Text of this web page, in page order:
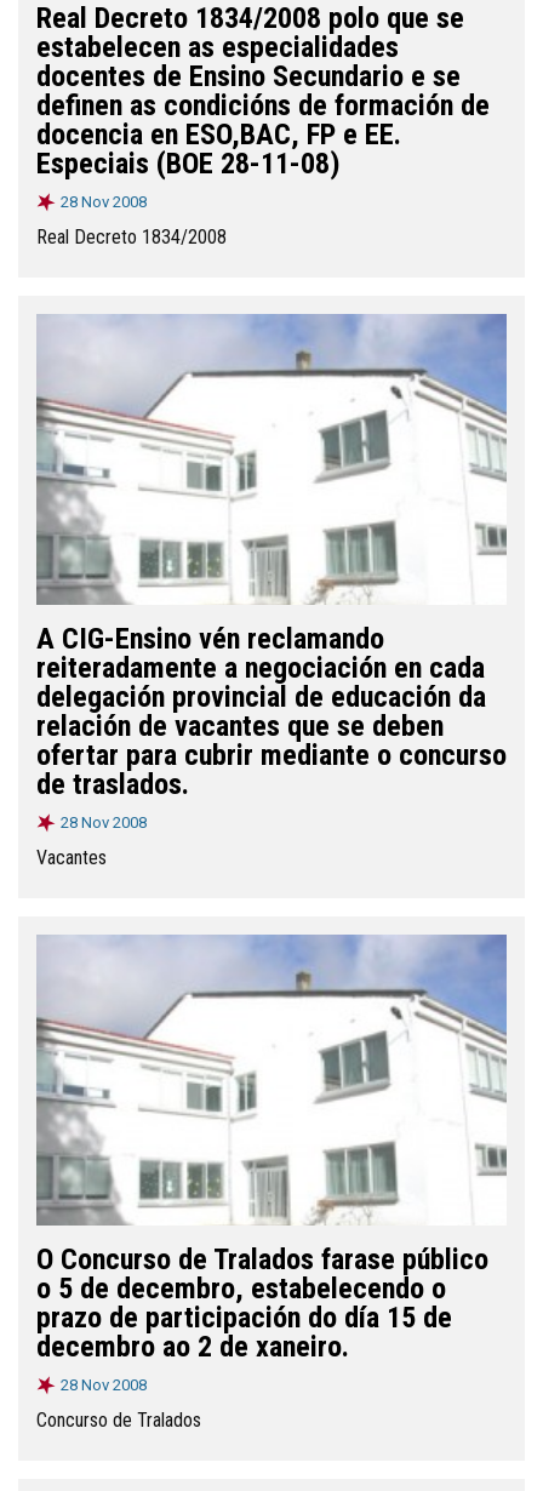
Real Decreto 1834/2008 polo que se
estabelecen as especialidades
docentes de Ensino Secundario e se
definen as condicións de formación de
docencia en ESO,BAC, FP e EE.
Especiais (BOE 28-11-08)
28 Nov 2008
Real Decreto 1834/2008
A CIG-Ensino vén reclamando
reiteradamente a negociación en cada
delegación provincial de educación da
relación de vacantes que se deben
ofertar para cubrir mediante o concurso
de traslados.
28 Nov 2008
Vacantes
O Concurso de Tralados farase público
o 5 de decembro, estabelecendo o
prazo de participación do día 15 de
decembro ao 2 de xaneiro.
28 Nov 2008
Concurso de Tralados